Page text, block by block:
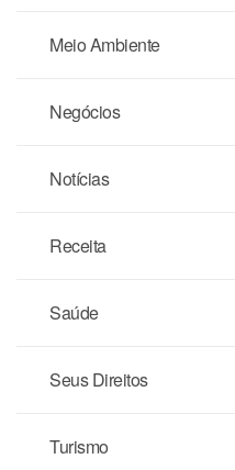
Meio Ambiente
Negócios
Notícias
Receita
Saúde
Seus Direitos
Turismo